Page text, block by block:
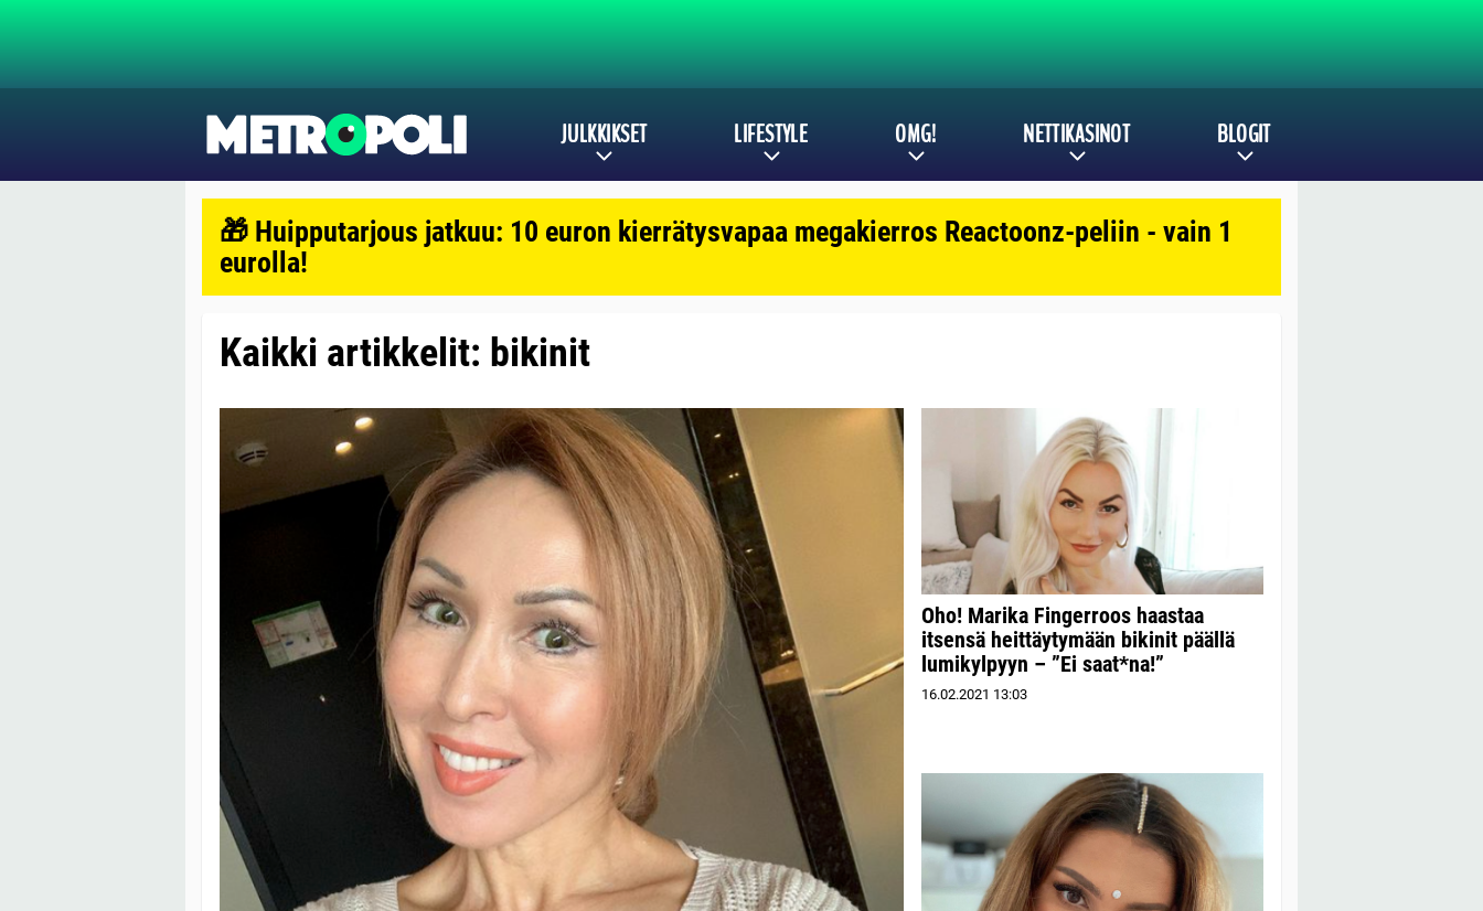
JULKKIKSET LIFESTYLE OMG! NETTIKASINOT BLOGIT
🎁 Huipputarjous jatkuu: 10 euron kierrätysvapaa megakierros Reactoonz-peliin - vain 1
eurolla!
Kaikki artikkelit: bikinit
Oho! Marika Fingerroos haastaa
itsensä heittäytymään bikinit päällä
lumikylpyyn – ”Ei saat*na!”
16.02.2021 13:03